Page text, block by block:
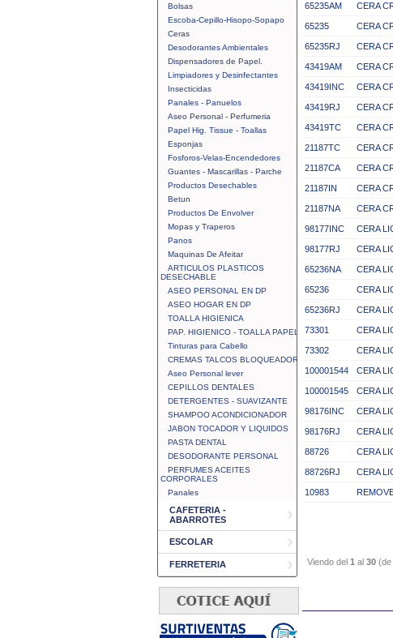
Bolsas
Escoba-Cepillo-Hisopo-Sopapo
Ceras
Desodorantes Ambientales
Dispensadores de Papel.
Limpiadores y Desinfectantes
Insecticidas
Panales - Panuelos
Aseo Personal - Perfumeria
Papel Hig. Tissue - Toallas
Esponjas
Fosforos-Velas-Encendedores
Guantes - Mascarillas - Parche
Productos Desechables
Betun
Productos De Envolver
Mopas y Traperos
Panos
Maquinas De Afeitar
ARTICULOS PLASTICOS
DESECHABLE
ASEO PERSONAL EN DP
ASEO HOGAR EN DP
TOALLA HIGIENICA
PAP. HIGIENICO - TOALLA PAPEL
Tinturas para Cabello
CREMAS TALCOS BLOQUEADOR
Aseo Personal lever
CEPILLOS DENTALES
DETERGENTES - SUAVIZANTE
SHAMPOO ACONDICIONADOR
JABON TOCADOR Y LIQUIDOS
PASTA DENTAL
DESODORANTE PERSONAL
PERFUMES ACEITES
CORPORALES
Panales
CAFETERIA -
ABARROTES
ESCOLAR
FERRETERIA
65235AM CERA
65235 CERA
65235RJ CERA
43419AM CERA
43419INC CERA
43419RJ CERA
43419TC CERA
21187TC CERA
21187CA CERA
21187IN CERA
21187NA CERA
98177INC CERA
98177RJ CERA
65236NA CERA
65236 CERA
65236RJ CERA
73301 CERA
73302 CERA
100001544 CERA
100001545 CERA
98176INC CERA
98176RJ CERA
88726 CERA
88726RJ CERA
10983
Viendo del 1 al 30 (de